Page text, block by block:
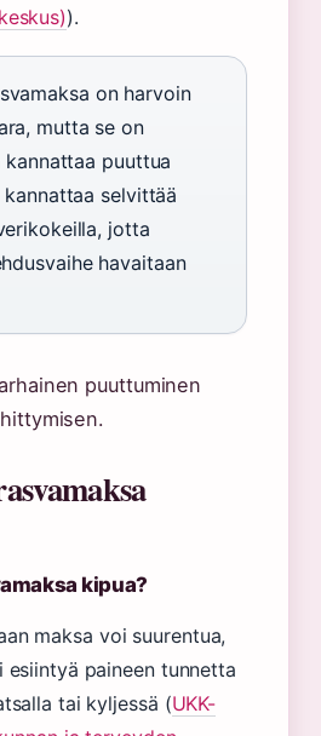
).
on harvoin
mutta se on
puuttua
selvittää
jotta
havaitaan
puuttuminen
kipua?
maksa voi suurentua,
esiintyä paineen tunnetta
tai kyljessä (UKK-